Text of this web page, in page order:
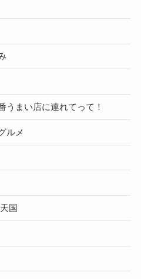
うまい店に連れてって！
ルメ
国